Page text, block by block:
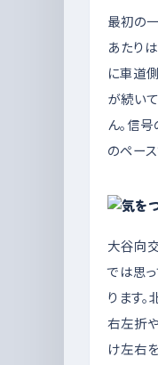
最初の
あたり
に車道
が続い
ん。信
のペー
大谷向
では思
ります
右左折
け左右